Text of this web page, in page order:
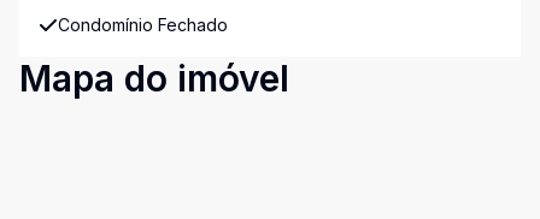
Condomínio Fechado
Mapa do imóvel